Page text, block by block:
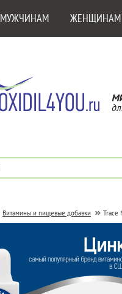
МУЖЧИНАМ ЖЕНЩИНАМ
Витамины и пищевые добавки Trace